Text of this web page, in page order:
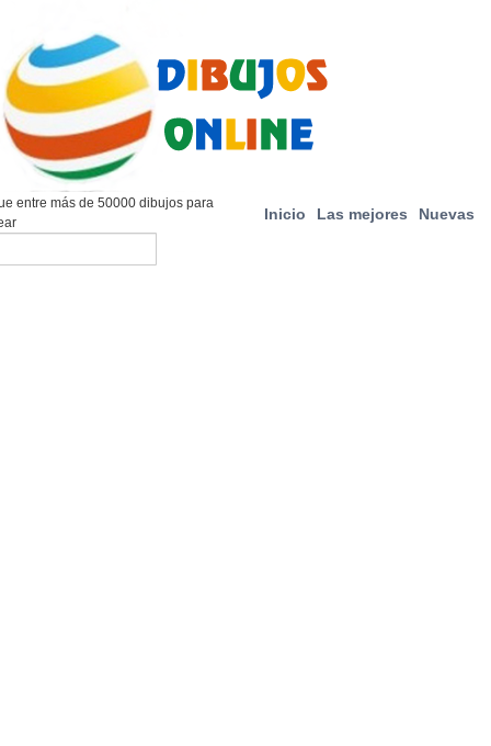
Inicio Las mejores Nuevas
entre más de 50000 dibujos para